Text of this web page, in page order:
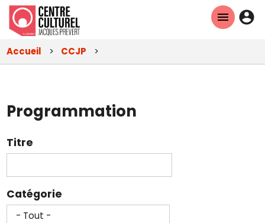
En-
Accueil CCJP
Programmation
Titre
Catégorie